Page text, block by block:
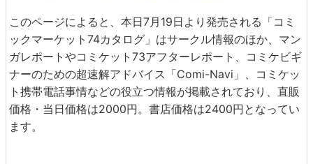
このページによると、本日7月19日より発売される「コミ
ックマーケット74カタログ」はサークル情報のほか、マン
ガレポートやコミケット73アフターレポート、コミケビギ
ナーのための超速解アドバイス「Comi-Navi」、コミケッ
ト携帯電話事情などの役立つ情報が掲載されており、直販
価格・当日価格は2000円。書店価格は2400円となってい
ます。